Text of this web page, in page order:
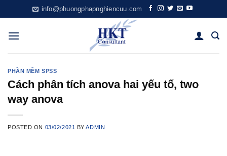
to
content
info@phuongphapnghiencuu.com
PHẦN MỀM SPSS
Cách phân tích anova hai yếu tố, two
way anova
POSTED ON 03/02/2021 BYADMIN